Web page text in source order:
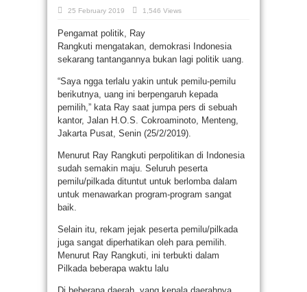
25 February 2019 1,546 Views
Pengamat politik, Ray
Rangkuti mengatakan, demokrasi Indonesia
sekarang tantangannya bukan lagi politik uang.
“Saya ngga terlalu yakin untuk pemilu-pemilu
berikutnya, uang ini berpengaruh kepada
pemilih,” kata Ray saat jumpa pers di sebuah
kantor, Jalan H.O.S. Cokroaminoto, Menteng,
Jakarta Pusat, Senin (25/2/2019).
Menurut Ray Rangkuti perpolitikan di Indonesia
sudah semakin maju. Seluruh peserta
pemilu/pilkada dituntut untuk berlomba dalam
untuk menawarkan program-program sangat
baik.
Selain itu, rekam jejak peserta pemilu/pilkada
juga sangat diperhatikan oleh para pemilih.
Menurut Ray Rangkuti, ini terbukti dalam
Pilkada beberapa waktu lalu